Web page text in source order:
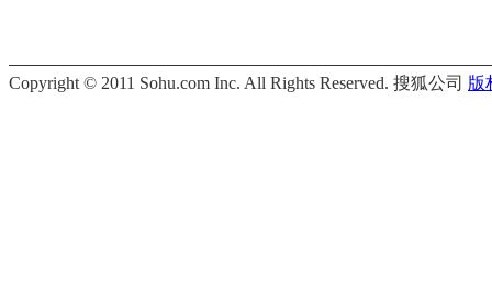
Copyright © 2011 Sohu.com Inc. All Rights Reserved. 搜狐公司 版